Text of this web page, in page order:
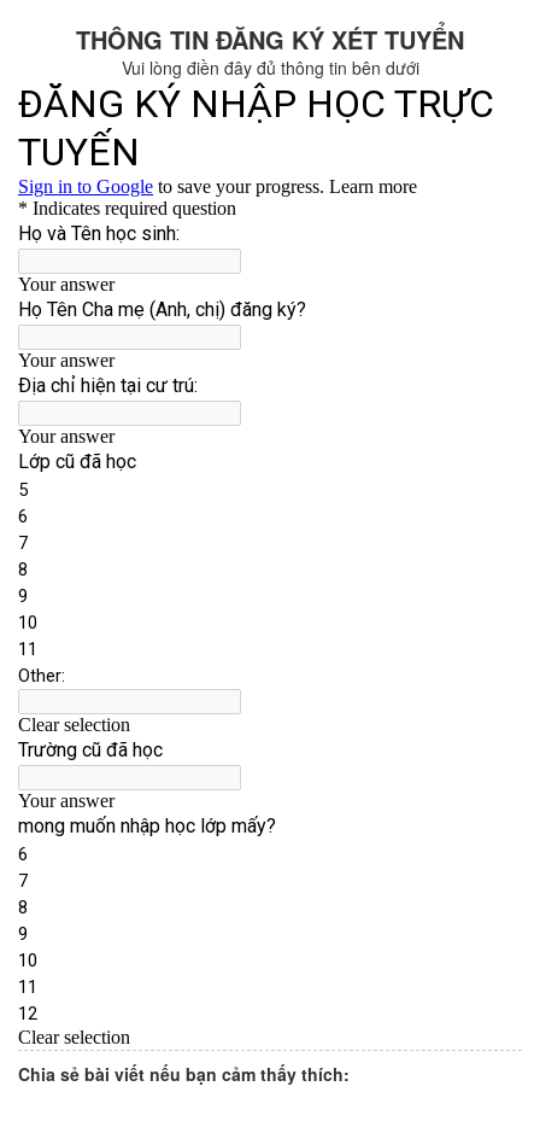
THÔNG TIN ĐĂNG KÝ XÉT TUYỂN
Vui lòng điền đây đủ thông tin bên dưới
Chia sẻ bài viết nếu bạn cảm thấy thích: